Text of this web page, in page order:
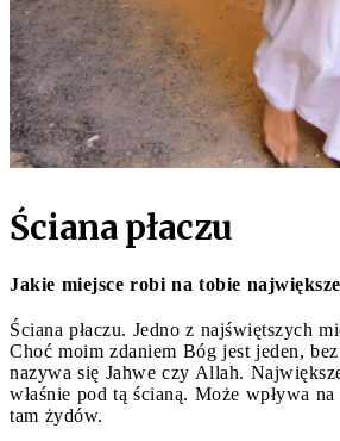
Ściana płaczu
Jakie miejsce robi na tobie
Ściana płaczu. Jedno z najświętszych
Choć moim zdaniem Bóg jest jeden,
nazywa się Jahwe czy Allah.
właśnie pod tą ścianą. Może wpływa
tam żydów.